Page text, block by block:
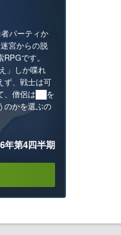
パーティか
宮からの脱
です。
」しか喋れ
ず、戦士は可
、僧侶は██を
のかを選ぶの
年第4四半期